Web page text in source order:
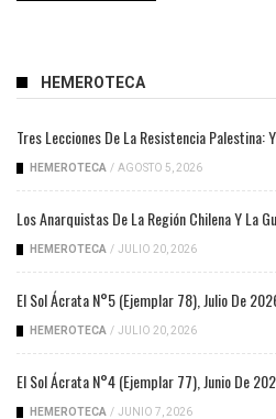
HEMEROTECA
Tres Lecciones De La Resistencia Palestina:
HEMEROTECA / AGOSTO 5, 2026
Los Anarquistas De La Región Chilena Y La
HEMEROTECA / JULIO 20, 2026
El Sol Ácrata N°5 (ejemplar 78), Julio De
HEMEROTECA / JULIO 20, 2026
El Sol Ácrata N°4 (ejemplar 77), Junio De
HEMEROTECA / JUNIO 7, 2026